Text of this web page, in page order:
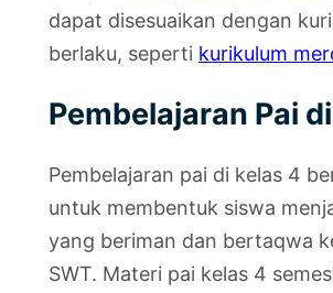
dapat disesuaikan dengan
berlaku, seperti kurikulum
Pembelajaran Pai
Pembelajaran pai di kelas 4
untuk membentuk siswa
yang beriman dan bertaqwa
SWT. Materi pai kelas 4